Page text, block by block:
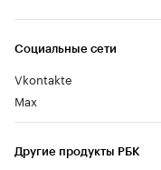
Социальные сети
Vkontakte
Max
Другие продукты РБК